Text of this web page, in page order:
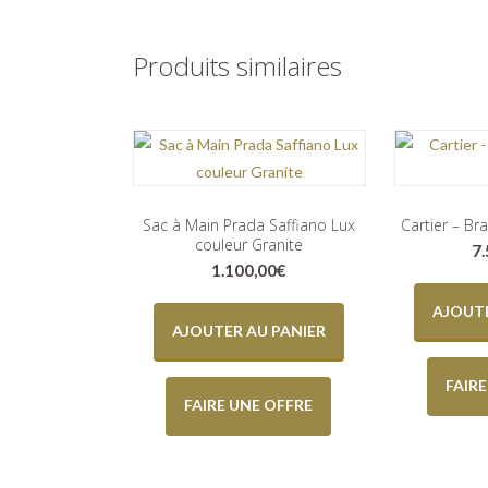
Produits similaires
Sac à Main Prada Saffiano Lux
couleur Granite
1.100,00€
AJOUTER AU PANIER
FAIRE UNE OFFRE
Cartier –